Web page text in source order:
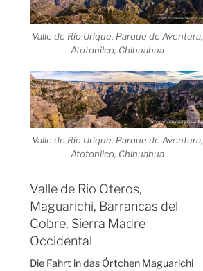
Valle de Rio Urique, Parque de Aventura,
Atotonilco, Chihuahua
Valle de Rio Urique, Parque de Aventura,
Atotonilco, Chihuahua
Valle de Rio Oteros,
Maguarichi, Barrancas del
Cobre, Sierra Madre
Occidental
Die Fahrt in das Örtchen Maguarichi